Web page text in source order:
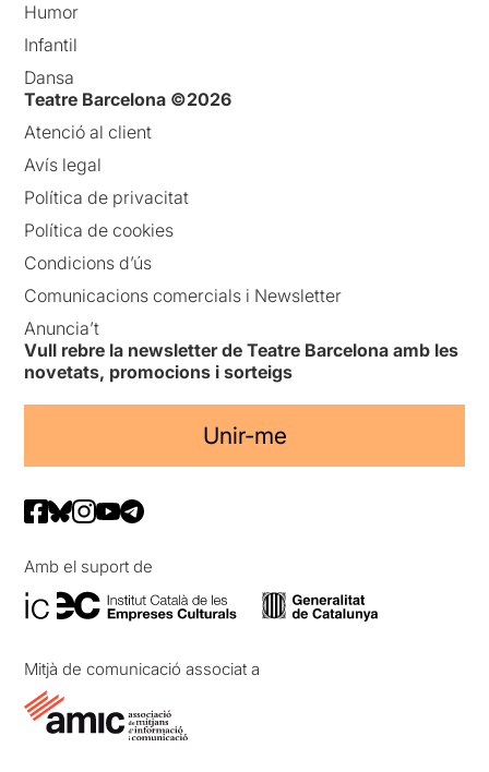
Humor
Infantil
Dansa
Teatre Barcelona ©2026
Atenció al client
Avís legal
Política de privacitat
Política de cookies
Condicions d’ús
Comunicacions comercials i Newsletter
Anuncia’t
Vull rebre la newsletter de Teatre Barcelona amb les
novetats, promocions i sorteigs
Unir-me
Amb el suport de
Mitjà de comunicació associat a